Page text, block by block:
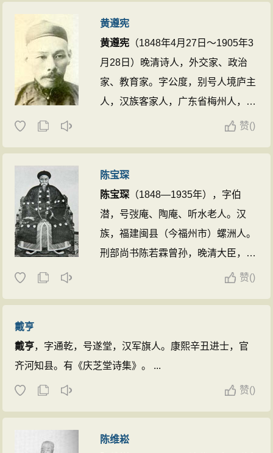
有成就。他擅诗词，主张“性情为诗
之主宰”。又工骈、散文，兼善书
法，精画梅兰、水仙。诗文与同时期
的王昙、舒位鼎足，并称“后三家”或
“江左三君”。著有《天真阁集》。 ...
黄遵宪
黄遵宪 （1848年4月27日～1905年3
月28日）晚清诗人，外交家、政治
家、教育家。字公度，别号人境庐主
人，汉族客家人，广东省梅州人，光
绪二年举人，历充师日参赞、旧金山
陈宝箴推行新政。工诗，喜以新事物
熔铸入诗，有“诗界革新导师”之称。
黄遵宪 有《人镜庐诗草》、《日本国
志》、《日本杂事诗》。被誉为“近
代中国走向世界第一人”。 ...
赞()
陈宝琛
陈宝琛 （1848—1935年），字伯
潜，号弢庵、陶庵、听水老人。汉
族，福建闽县（今福州市）螺洲人。
刑部尚书陈若霖曾孙，晚清大臣，学
者，官至正红旗汉军副都统、内阁弼
级，从此投闲家居达二十五年之久。
赋闲期间，热心家乡教育事业。宣统
元年（1909年），复调京充礼学馆
赞()
戴亨
戴亨，字通乾，号遂堂，汉军旗人。康熙辛丑进士，官
齐河知县。有《庆芝堂诗集》。 ...
赞()
陈维崧